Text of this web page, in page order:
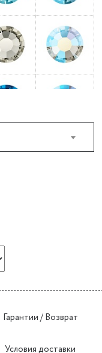
Гарантии / Возврат
Условия доставки